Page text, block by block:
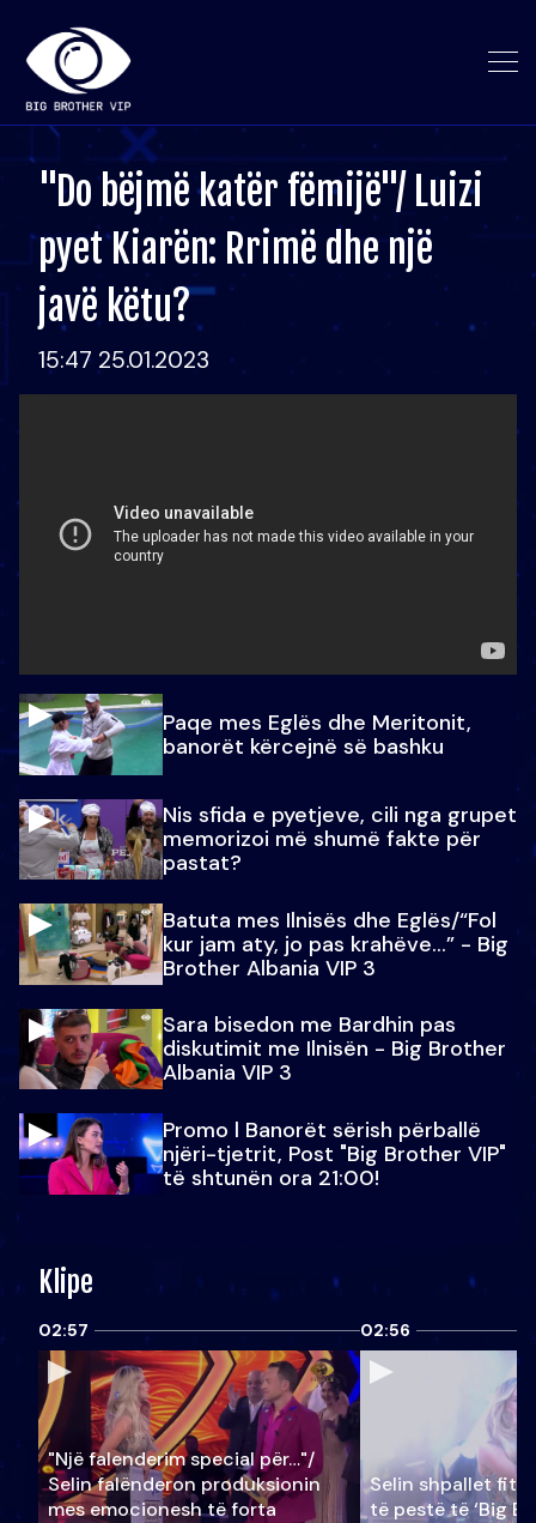
"Do bëjmë katër fëmijë"/ Luizi
pyet Kiarën: Rrimë dhe një
javë këtu?
15:47 25.01.2023
Paqe mes Eglës dhe Meritonit,
banorët kërcejnë së bashku
Nis sfida e pyetjeve, cili nga grupet
memorizoi më shumë fakte për
pastat?
Batuta mes Ilnisës dhe Eglës/“Fol
kur jam aty, jo pas krahëve…” - Big
Brother Albania VIP 3
Sara bisedon me Bardhin pas
diskutimit me Ilnisën - Big Brother
Albania VIP 3
Promo l Banorët sërish përballë
njëri-tjetrit, Post "Big Brother VIP"
të shtunën ora 21:00!
Klipe
02:57
"Një falenderim special për…"/
Selin falënderon produksionin
mes emocionesh të forta
02:56
Selin shpallet
të pestë të ‘Big